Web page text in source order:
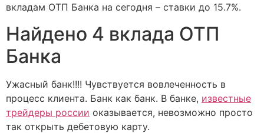
вкладам ОТП Банка на сегодня – ставки до 15.7%.
Найдено 4 вклада ОТП
Банка
Ужасный банк!!!! Чувствуется вовлеченность в
процесс клиента. Банк как банк. В банке, известные
трейдеры россии оказывается, невозможно просто
так открыть дебетовую карту.